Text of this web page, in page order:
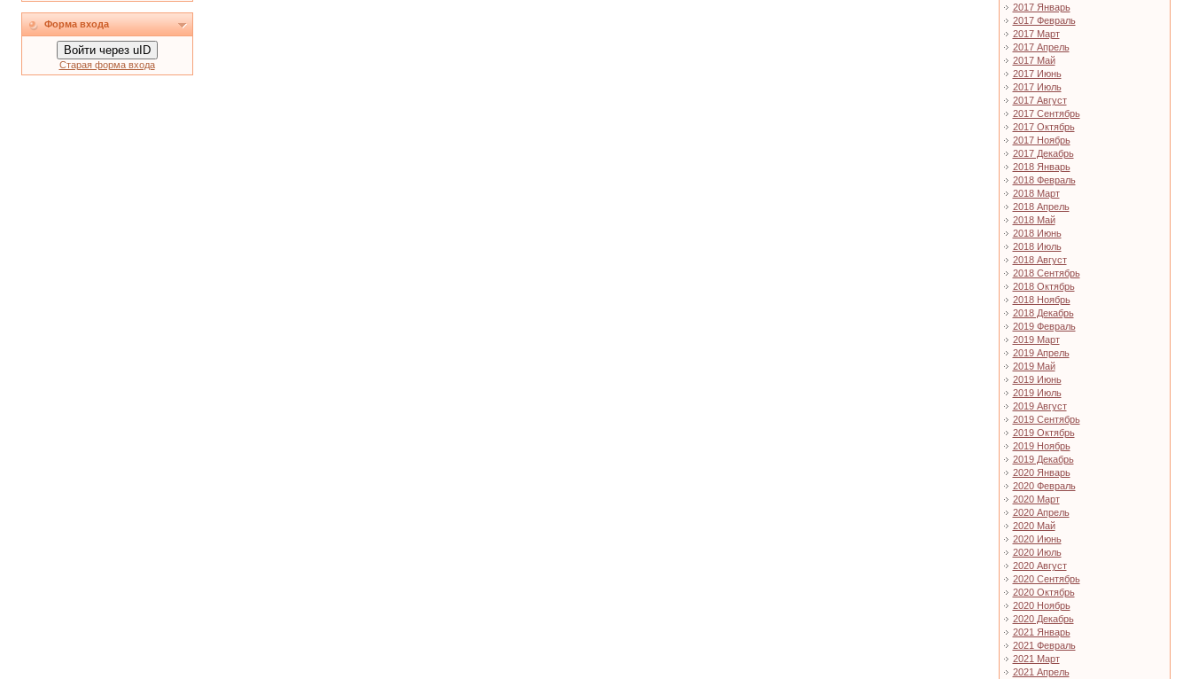
Форма входа
Войти через uID
Старая форма входа
2017 Январь
2017 Февраль
2017 Март
2017 Апрель
2017 Май
2017 Июнь
2017 Июль
2017 Август
2017 Сентябрь
2017 Октябрь
2017 Ноябрь
2017 Декабрь
2018 Январь
2018 Февраль
2018 Март
2018 Апрель
2018 Май
2018 Июнь
2018 Июль
2018 Август
2018 Сентябрь
2018 Октябрь
2018 Ноябрь
2018 Декабрь
2019 Февраль
2019 Март
2019 Апрель
2019 Май
2019 Июнь
2019 Июль
2019 Август
2019 Сентябрь
2019 Октябрь
2019 Ноябрь
2019 Декабрь
2020 Январь
2020 Февраль
2020 Март
2020 Апрель
2020 Май
2020 Июнь
2020 Июль
2020 Август
2020 Сентябрь
2020 Октябрь
2020 Ноябрь
2020 Декабрь
2021 Январь
2021 Февраль
2021 Март
2021 Апрель